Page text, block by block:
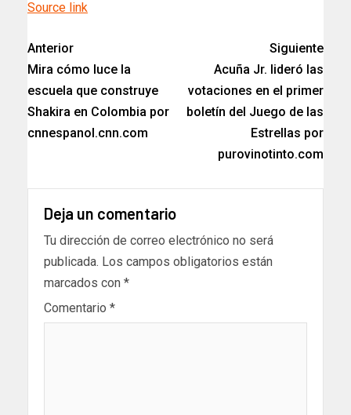
Source link
Anterior
Mira cómo luce la
escuela que construye
Shakira en Colombia por
cnnespanol.cnn.com
Siguiente
Acuña Jr. lideró las
votaciones en el primer
boletín del Juego de las
Estrellas por
purovinotinto.com
Deja un comentario
Tu dirección de correo electrónico no será
publicada. Los campos obligatorios están
marcados con *
Comentario *